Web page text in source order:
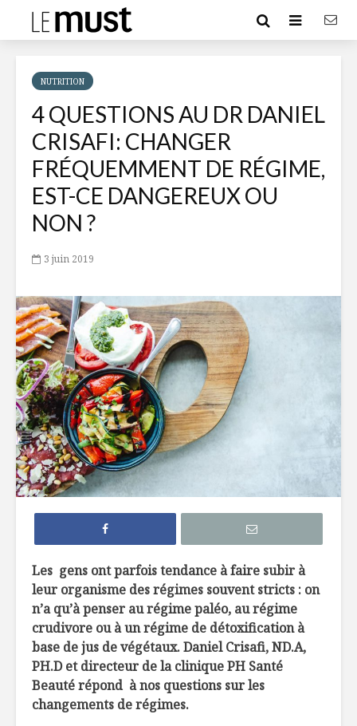
NUTRITION
4 QUESTIONS AU DR DANIEL
CRISAFI: CHANGER
FRÉQUEMMENT DE RÉGIME,
EST-CE DANGEREUX OU
NON ?
3 juin 2019
Les gens ont parfois tendance à faire subir à
leur organisme des régimes souvent stricts : on
n’a qu’à penser au régime paléo, au régime
crudivore ou à un régime de détoxification à
base de jus de végétaux. Daniel Crisafi, ND.A,
PH.D et directeur de la clinique PH Santé
Beauté répond à nos questions sur les
changements de régimes.
Efficaces, les
remèdes de grand-
mère?
Edamame: la fève
hautement
nutritive
miracle ?
ses
sabot
une
Récompenser les
initiatives
#GALADUX2017